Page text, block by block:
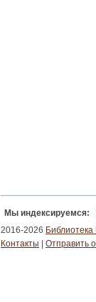
Мы индексируемся:
2016-2026 Библиотека
Контакты
Отправить